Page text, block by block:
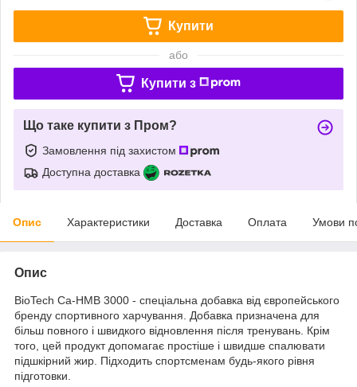
Купити
або
Купити з
Що таке купити з Пром?
Замовлення під захистом
Доступна доставка
Опис Характеристики Доставка Оплата Умови
Опис
BioTech Ca-HMB 3000 - спеціальна добавка від європейського
бренду спортивного харчування. Добавка призначена для
більш повного і швидкого відновлення після тренувань. Крім
того, цей продукт допомагає простіше і швидше спалювати
підшкірний жир. Підходить спортсменам будь-якого рівня
підготовки.